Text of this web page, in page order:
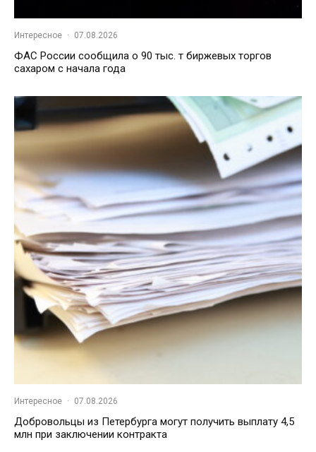
Интересное · 07.08.2026
ФАС России сообщила о 90 тыс. т биржевых торгов
сахаром с начала года
Интересное · 07.08.2026
Добровольцы из Петербурга могут получить выплату 4,5
млн при заключении контракта